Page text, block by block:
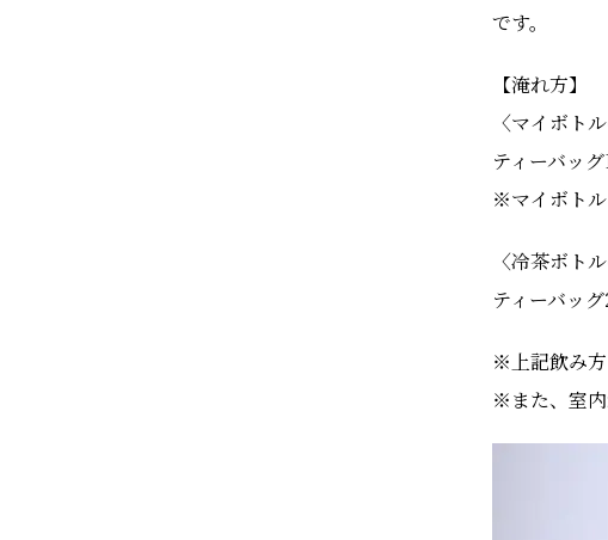
です。
【淹れ方】
〈マイボト
ティーバッ
※マイボトル
〈冷茶ボト
ティーバッ
※上記飲み方
※また、室内